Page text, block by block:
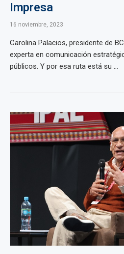
Impresa
16 noviembre, 2023
Carolina Palacios, presidente de
experta en comunicación
públicos. Y por esa ruta está su ...